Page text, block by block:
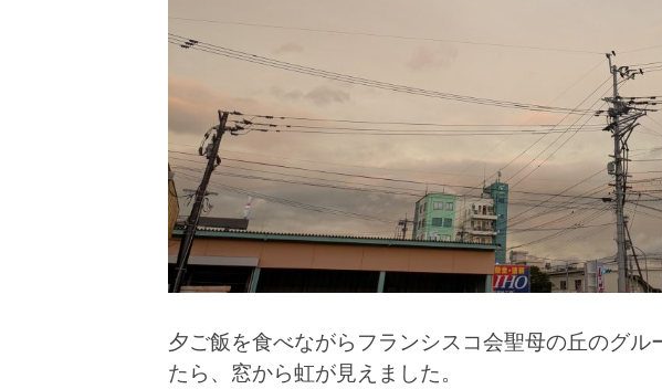
夕ご飯を食べながらフランシスコ会聖母の丘のグル
たら、窓から虹が見えました。